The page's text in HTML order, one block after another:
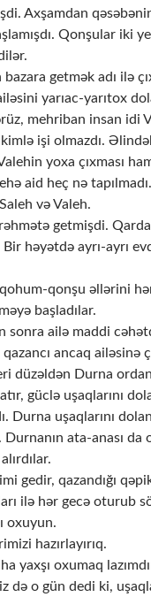
Axşamdan
Qonşular iki
getmək adı ilə
yarıac-yarıtox
mehriban insan idi
işi olmazdı.
yoxa çıxması
aid heç nə tapılmadı.
və Valeh.
getmişdi.
həyətdə ayrı-ayrı
qonşu əllərini
başladılar.
sonra ailə maddi
ancaq ailəsinə
düzəldən Durna
güclə uşaqlarını
Durna uşaqlarını
ata-anası da
gedir, qazandığı
ilə hər gecə oturub
oxuyun.
hazırlayırıq.
yaxşı oxumaq
də o gün dedi ki,